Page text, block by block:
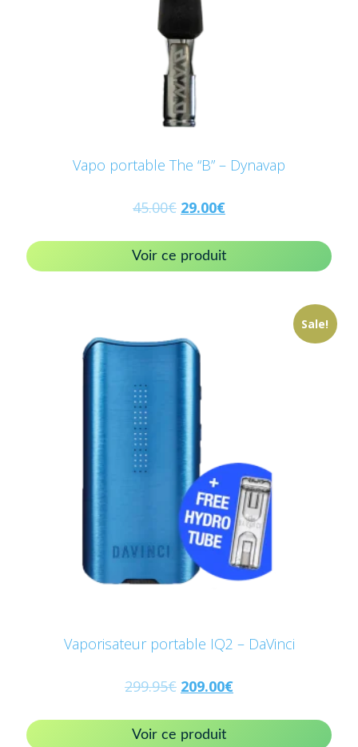
Vapo portable The “B” – Dynavap
45.00€ 29.00€
Voir ce produit
Sale!
Vaporisateur portable IQ2 – DaVinci
299.95€ 209.00€
Voir ce produit